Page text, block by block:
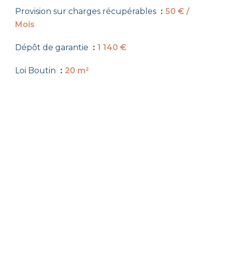
Provision sur charges récupérables
50 € /
Mois
Dépôt de garantie 1 140 €
Loi Boutin 20 m²